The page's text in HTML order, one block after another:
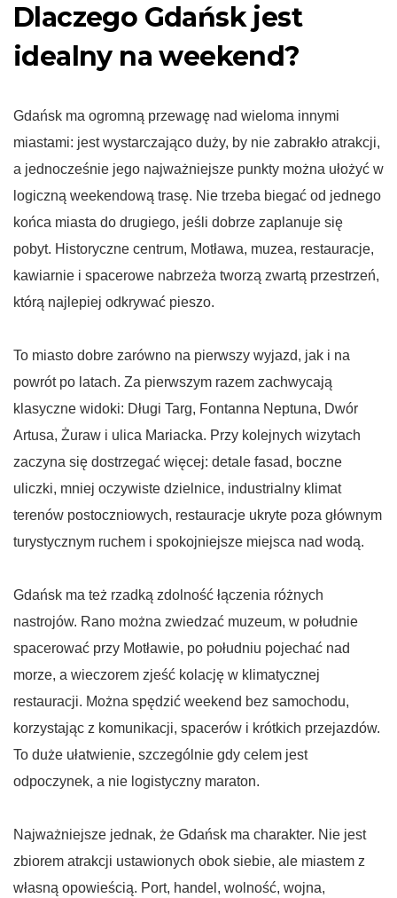
Dlaczego Gdańsk jest
idealny na weekend?
Gdańsk ma ogromną przewagę nad wieloma innymi
miastami: jest wystarczająco duży, by nie zabrakło atrakcji,
a jednocześnie jego najważniejsze punkty można ułożyć w
logiczną weekendową trasę. Nie trzeba biegać od jednego
końca miasta do drugiego, jeśli dobrze zaplanuje się
pobyt. Historyczne centrum, Motława, muzea, restauracje,
kawiarnie i spacerowe nabrzeża tworzą zwartą przestrzeń,
którą najlepiej odkrywać pieszo.
To miasto dobre zarówno na pierwszy wyjazd, jak i na
powrót po latach. Za pierwszym razem zachwycają
klasyczne widoki: Długi Targ, Fontanna Neptuna, Dwór
Artusa, Żuraw i ulica Mariacka. Przy kolejnych wizytach
zaczyna się dostrzegać więcej: detale fasad, boczne
uliczki, mniej oczywiste dzielnice, industrialny klimat
terenów postoczniowych, restauracje ukryte poza głównym
turystycznym ruchem i spokojniejsze miejsca nad wodą.
Gdańsk ma też rzadką zdolność łączenia różnych
nastrojów. Rano można zwiedzać muzeum, w południe
spacerować przy Motławie, po południu pojechać nad
morze, a wieczorem zjeść kolację w klimatycznej
restauracji. Można spędzić weekend bez samochodu,
korzystając z komunikacji, spacerów i krótkich przejazdów.
To duże ułatwienie, szczególnie gdy celem jest
odpoczynek, a nie logistyczny maraton.
Najważniejsze jednak, że Gdańsk ma charakter. Nie jest
zbiorem atrakcji ustawionych obok siebie, ale miastem z
własną opowieścią. Port, handel, wolność, wojna,